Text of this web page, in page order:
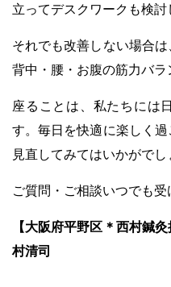
立ってデスクワークも検討
それでも改善しない場合
背中・腰・お腹の筋力バラ
座ることは、私たちには
す。毎日を快適に楽しく
見直してみてはいかがでし
ご質問・ご相談いつでも受
【大阪府平野区＊西村鍼
村清司